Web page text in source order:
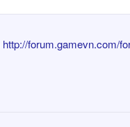
http://forum.gamevn.com/